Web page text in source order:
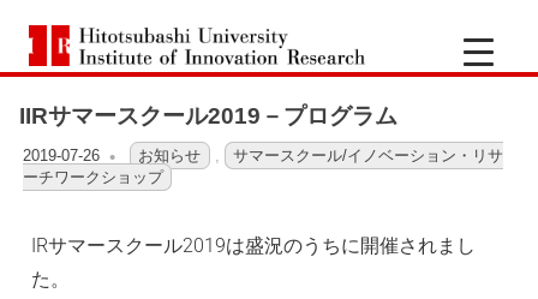
橋
大
イ
Hitotsubashi
Institute
of
Research
IIRサマースクール2019－プログラム
2019-07-26 OFO2_TESTIIR
お知らせ
サマースクール/イノベーション・リサ
ーチワークショップ
IRサマースクール2019は盛況のうちに開催されまし
た。